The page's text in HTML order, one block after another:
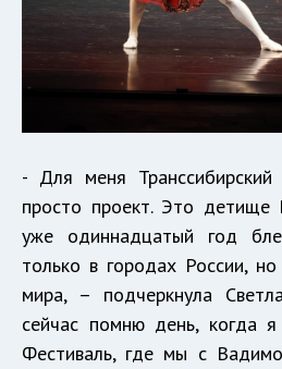
- Для меня
просто проект. Это детище
уже одиннадцатый год
только в городах России,
мира, – подчеркнула
сейчас помню день, когда
Фестиваль, где мы с